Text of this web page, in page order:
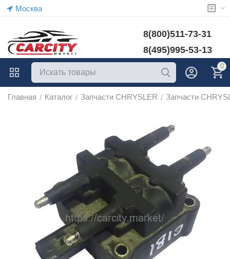
Москва
8(800)511-73-31
8(495)995-53-13
0
Главная / Каталог / Запчасти CHRYSLER / Запчасти